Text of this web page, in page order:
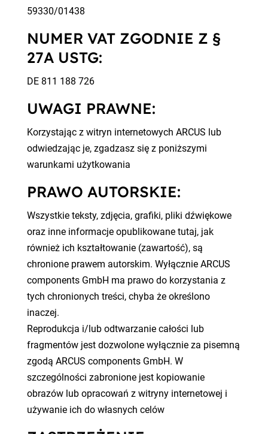
59330/01438
NUMER VAT ZGODNIE Z §
27A USTG:
DE 811 188 726
UWAGI PRAWNE:
Korzystając z witryn internetowych ARCUS lub
odwiedzając je, zgadzasz się z poniższymi
warunkami użytkowania
PRAWO AUTORSKIE:
Wszystkie teksty, zdjęcia, grafiki, pliki dźwiękowe
oraz inne informacje opublikowane tutaj, jak
również ich kształtowanie (zawartość), są
chronione prawem autorskim. Wyłącznie ARCUS
components GmbH ma prawo do korzystania z
tych chronionych treści, chyba że określono
inaczej.
Reprodukcja i/lub odtwarzanie całości lub
fragmentów jest dozwolone wyłącznie za pisemną
zgodą ARCUS components GmbH. W
szczególności zabronione jest kopiowanie
obrazów lub opracowań z witryny internetowej i
używanie ich do własnych celów